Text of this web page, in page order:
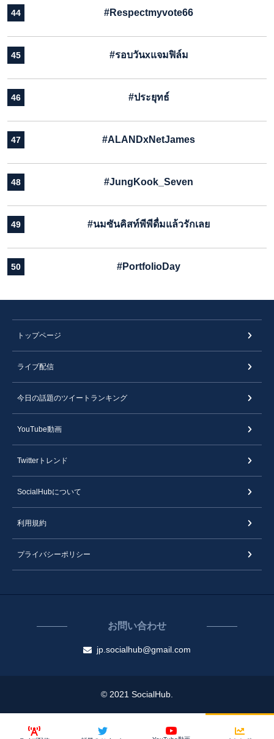
44 #Respectmyvote66
45 #รอบวันxแจมฟิล์ม
46 #ประยุทธ์
47 #ALANDxNetJames
48 #JungKook_Seven
49 #นมซันคิสท์พีพีดื่มแล้วรักเลย
50 #PortfolioDay
トップページ
ライブ配信
今日の話題のツイートランキング
YouTube動画
Twitterトレンド
SocialHubについて
利用規約
プライバシーポリシー
お問い合わせ
jp.socialhub@gmail.com
© 2021 SocialHub.